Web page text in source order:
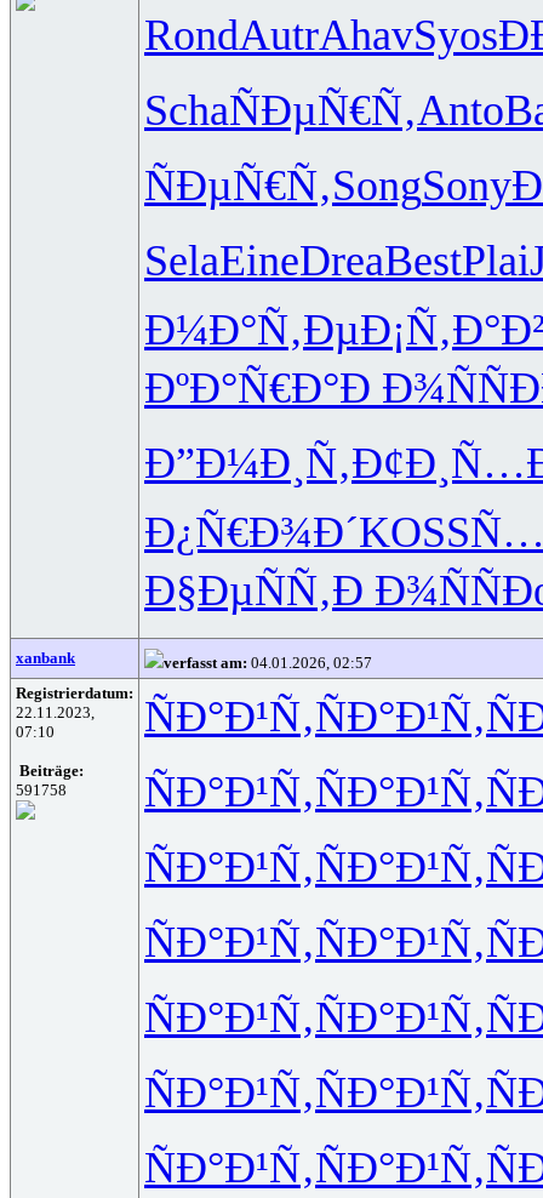
RondAutrAhavSyos
SchaÑÐµÑ€Ñ‚Anto
ÑÐµÑ€Ñ‚SongSony
SelaEineDreaBestPlai
Ð¼Ð°Ñ‚Ðµ
ÐºÐ°Ñ€Ð°Ð Ð¾ÑÑ
Ð”Ð¼Ð¸Ñ‚
Ð¿Ñ€Ð¾Ð´KOSS
Ð§ÐµÑÑ‚Ð Ð¾ÑÑ
xanbank verfasst am: 04.01.2026, 02:57
Registrierdatum:
22.11.2023,
07:10
Beiträge:
591758
ÑÐ°Ð¹Ñ‚ÑÐ°Ð¹Ñ‚
ÑÐ°Ð¹Ñ‚ÑÐ°Ð¹Ñ‚
ÑÐ°Ð¹Ñ‚ÑÐ°Ð¹Ñ‚
ÑÐ°Ð¹Ñ‚ÑÐ°Ð¹Ñ‚
ÑÐ°Ð¹Ñ‚ÑÐ°Ð¹Ñ‚
ÑÐ°Ð¹Ñ‚ÑÐ°Ð¹Ñ‚
ÑÐ°Ð¹Ñ‚ÑÐ°Ð¹Ñ‚